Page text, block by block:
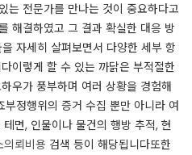
는 전문가를 만나는 것이 중요하다고
해결하였고 그 결과 확실한 대응 방
자세히 살펴보면서 다양한 세부 항
이렇게 할 수 있는 까닭은 부적절한
우가 풍부하며 여러 상황을 경험해
정행위의 증거 수집 뿐만 아니라 여
면, 인물이나 물건의 행방 추적, 현
의뢰비용 검색 등이 해당됩니다또한